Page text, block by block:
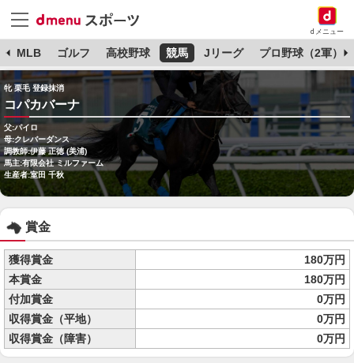
dメニュー
MLB ゴルフ 高校野球 競馬 Jリーグ プロ野球（2軍）
牝 栗毛 登録抹消
コパカバーナ
父:パイロ
母:クレバーダンス
調教師:伊藤 正徳 (美浦)
馬主:有限会社 ミルファーム
生産者:室田 千秋
賞金
獲得賞金
180万円
本賞金
180万円
付加賞金
0万円
収得賞金（平地）
0万円
収得賞金（障害）
0万円